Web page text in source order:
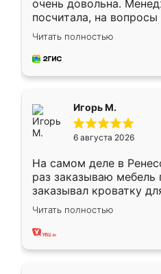
очень довольна.
посчитала, на вопросы
Замерщик приехал в
делу со всей
за день, ребята
Читать полностью
Игорь М.
6 августа 2026
На самом деле в
раз заказываю мебель
заказывал кроватку
ребёнка при его
заказал шкаф-купе. По
хорошее сборка
Читать полностью